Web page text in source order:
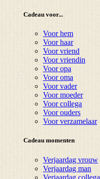
Cadeau voor...
Voor hem
Voor haar
Voor vriend
Voor vriendin
Voor opa
Voor oma
Voor vader
Voor moeder
Voor collega
Voor ouders
Voor verzamelaar
Cadeau momenten
Verjaardag vrouw
Verjaardag man
Verjaardag collega